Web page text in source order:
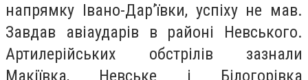
напрямку Івано-Дар’ївки, успіху не мав.
Завдав авіаударів в районі Невського.
Артилерійських обстрілів зазнали
Макіївка, Невське і Білогорівка